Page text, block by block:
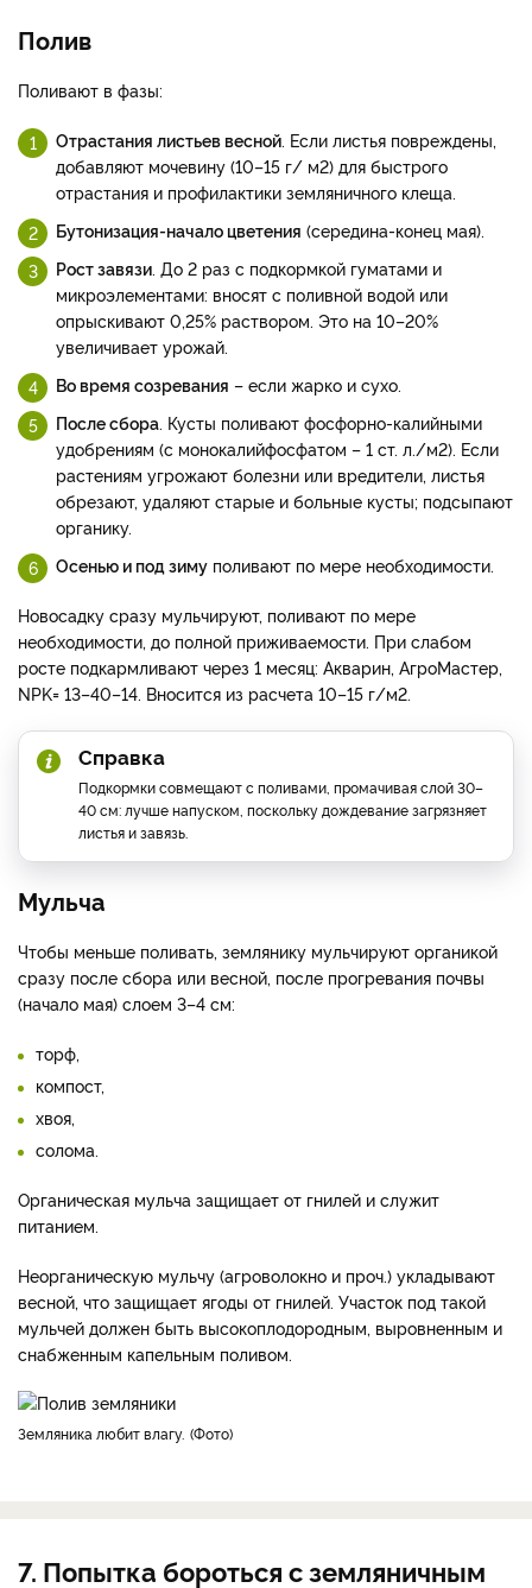
Полив
Поливают в фазы:
Отрастания листьев весной . Если листья повреждены,
добавляют мочевину (10–15 г/ м2) для быстрого
отрастания и профилактики земляничного клеща.
Бутонизация-начало цветения (середина-конец мая).
Рост завязи . До 2 раз с подкормкой гуматами и
микроэлементами: вносят с поливной водой или
опрыскивают 0,25% раствором. Это на 10–20%
увеличивает урожай.
Во время созревания – если жарко и сухо.
После сбора . Кусты поливают фосфорно-калийными
удобрениям (с монокалийфосфатом – 1 ст. л./м2). Если
растениям угрожают болезни или вредители, листья
обрезают, удаляют старые и больные кусты; подсыпают
органику.
Осенью и под зиму поливают по мере необходимости.
Новосадку сразу мульчируют, поливают по мере
необходимости, до полной приживаемости. При слабом
росте подкармливают через 1 месяц: Акварин, АгроМастер,
NPK= 13–40–14. Вносится из расчета 10–15 г/м2.
Справка
Подкормки совмещают с поливами, промачивая слой 30–
40 см: лучше напуском, поскольку дождевание загрязняет
листья и завязь.
Мульча
Чтобы меньше поливать, землянику мульчируют органикой
сразу после сбора или весной, после прогревания почвы
(начало мая) слоем 3–4 см:
торф,
компост,
хвоя,
солома.
Органическая мульча защищает от гнилей и служит
питанием.
Неорганическую мульчу (агроволокно и проч.) укладывают
весной, что защищает ягоды от гнилей. Участок под такой
мульчей должен быть высокоплодородным, выровненным и
снабженным капельным поливом.
Земляника любит влагу. Фото
7. Попытка бороться с земляничным